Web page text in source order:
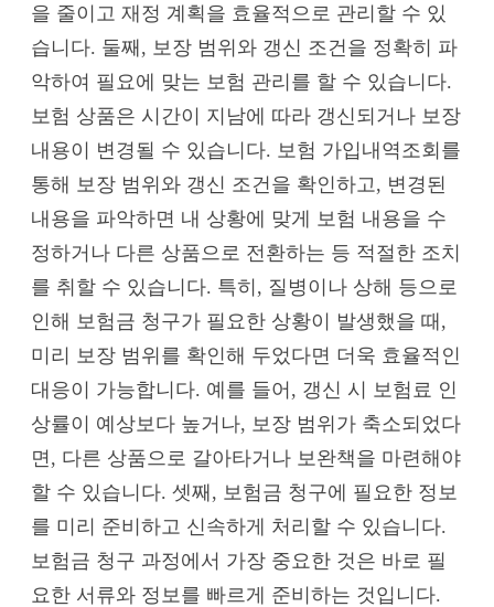
을 줄이고 재정 계획을 효율적으로 관리할 수 있
습니다. 둘째, 보장 범위와 갱신 조건을 정확히 파
악하여 필요에 맞는 보험 관리를 할 수 있습니다.
보험 상품은 시간이 지남에 따라 갱신되거나 보장
내용이 변경될 수 있습니다. 보험 가입내역조회를
통해 보장 범위와 갱신 조건을 확인하고, 변경된
내용을 파악하면 내 상황에 맞게 보험 내용을 수
정하거나 다른 상품으로 전환하는 등 적절한 조치
를 취할 수 있습니다. 특히, 질병이나 상해 등으로
인해 보험금 청구가 필요한 상황이 발생했을 때,
미리 보장 범위를 확인해 두었다면 더욱 효율적인
대응이 가능합니다. 예를 들어, 갱신 시 보험료 인
상률이 예상보다 높거나, 보장 범위가 축소되었다
면, 다른 상품으로 갈아타거나 보완책을 마련해야
할 수 있습니다. 셋째, 보험금 청구에 필요한 정보
를 미리 준비하고 신속하게 처리할 수 있습니다.
보험금 청구 과정에서 가장 중요한 것은 바로 필
요한 서류와 정보를 빠르게 준비하는 것입니다.